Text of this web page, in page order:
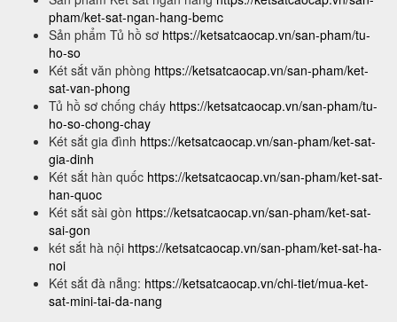
pham/ket-sat-ngan-hang-bemc
Sản phẩm Tủ hồ sơ https://ketsatcaocap.vn/san-pham/tu-
ho-so
Két sắt văn phòng https://ketsatcaocap.vn/san-pham/ket-
sat-van-phong
Tủ hồ sơ chống cháy https://ketsatcaocap.vn/san-pham/tu-
ho-so-chong-chay
Két sắt gia đình https://ketsatcaocap.vn/san-pham/ket-sat-
gia-dinh
Két sắt hàn quốc https://ketsatcaocap.vn/san-pham/ket-sat-
han-quoc
Két sắt sài gòn https://ketsatcaocap.vn/san-pham/ket-sat-
sai-gon
két sắt hà nội https://ketsatcaocap.vn/san-pham/ket-sat-ha-
noi
Két sắt đà nẵng: https://ketsatcaocap.vn/chi-tiet/mua-ket-
sat-mini-tai-da-nang